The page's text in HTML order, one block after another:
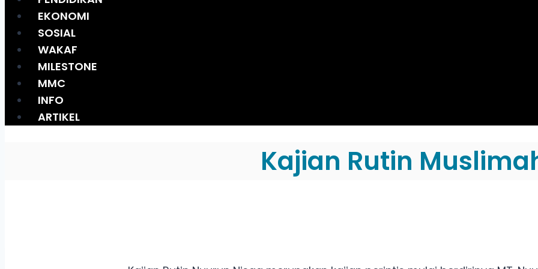
EKONOMI
SOSIAL
WAKAF
MILESTONE
MMC
INFO
ARTIKEL
Kajian Rutin